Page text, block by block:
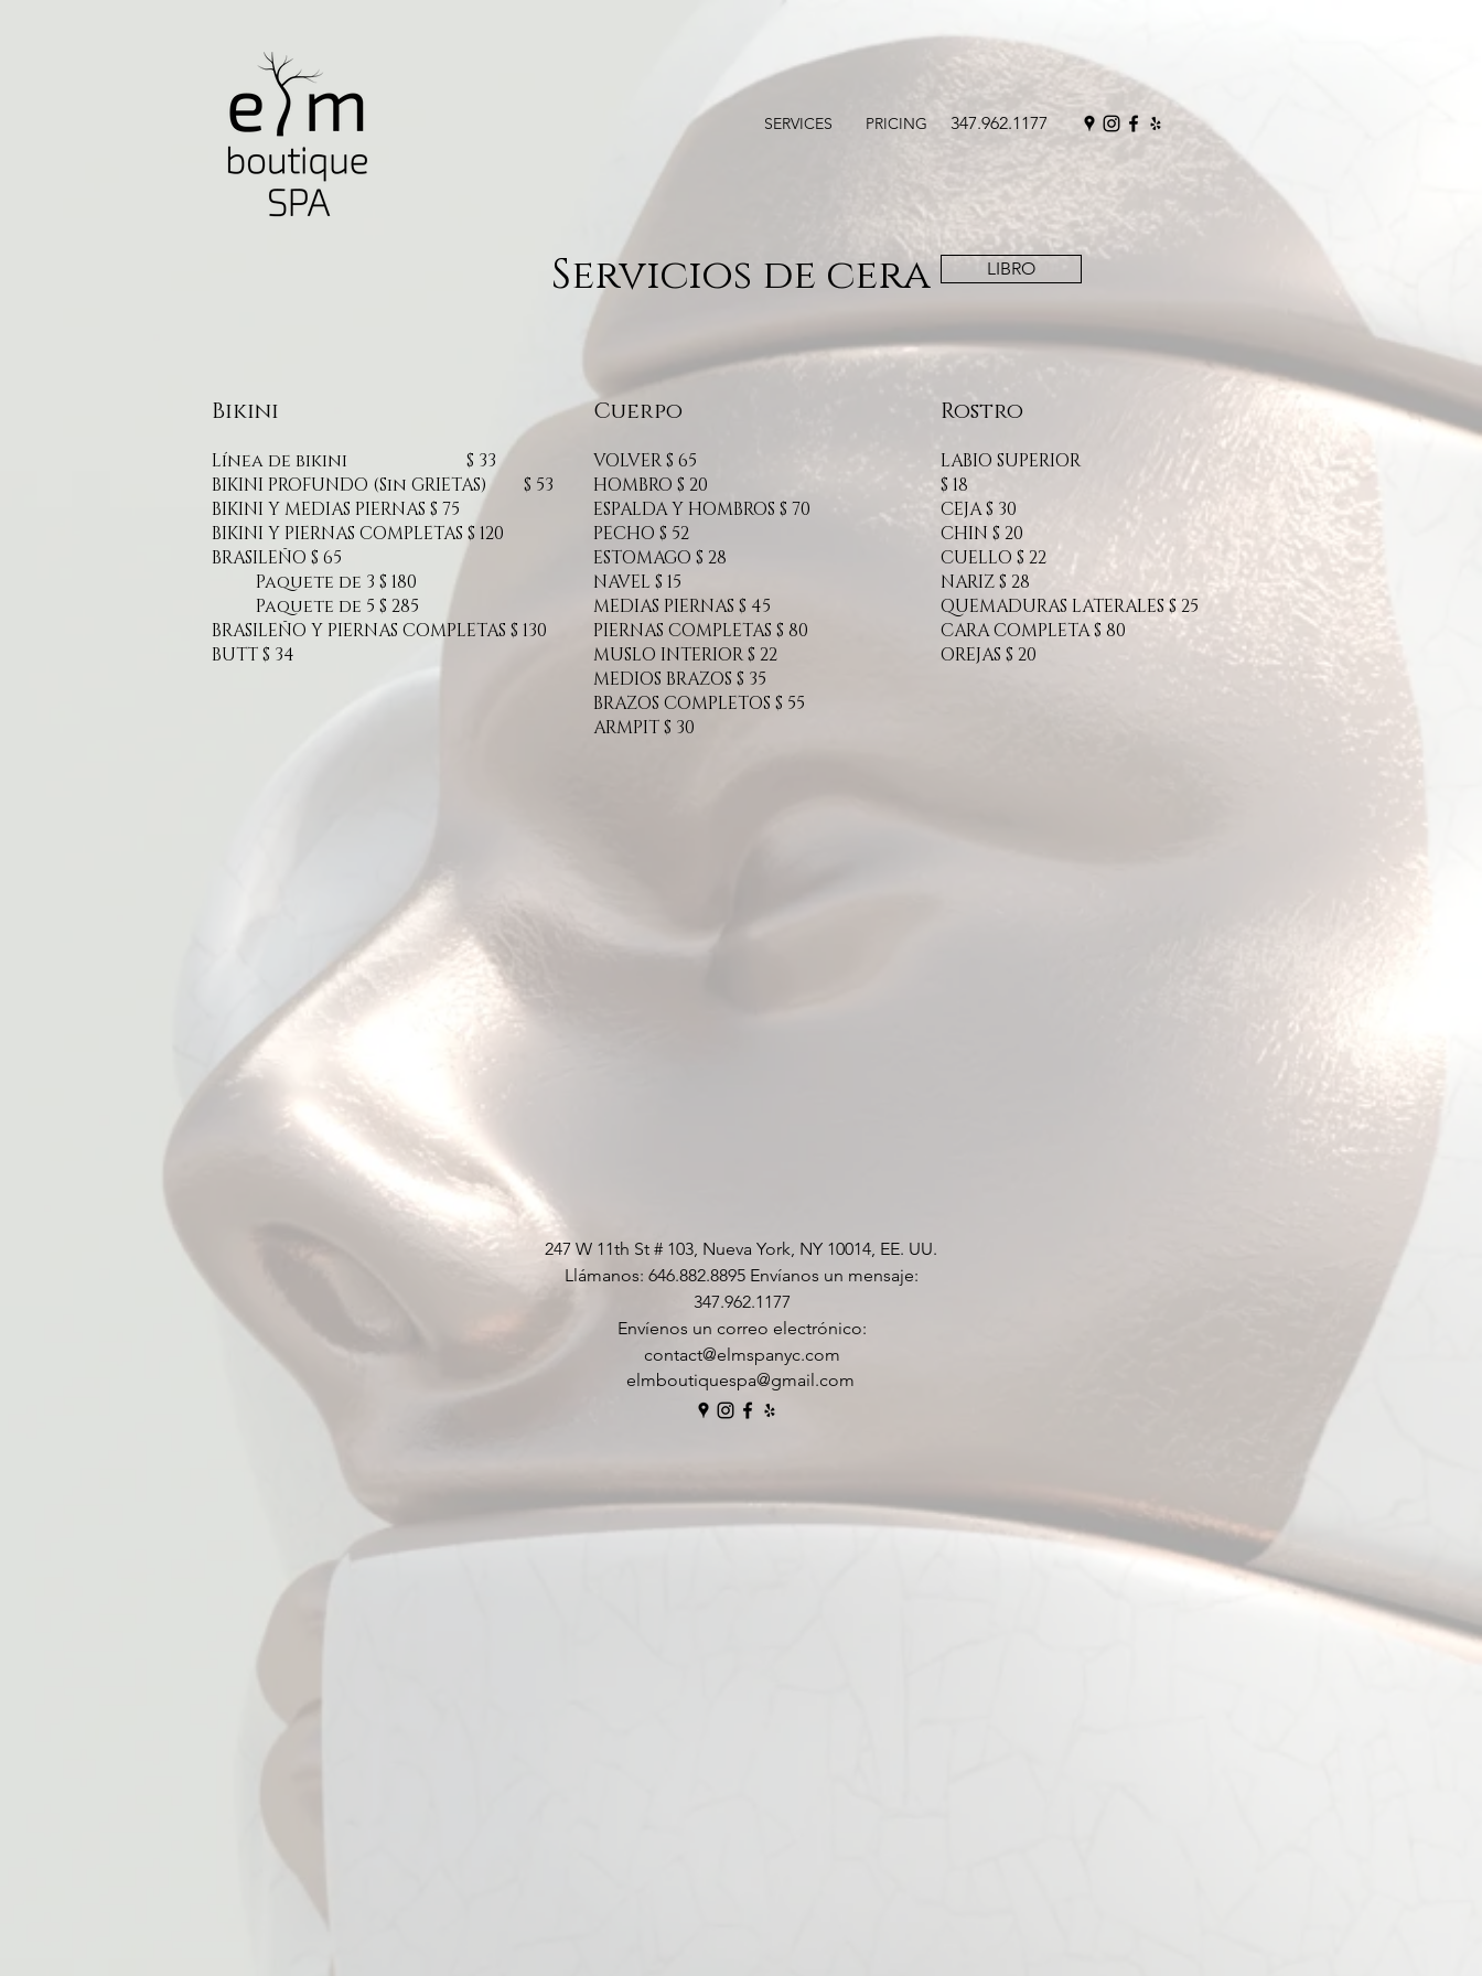
SERVICES PRICING 347.962.1177
Servicios de cera LIBRO
Bikini
Línea de bikini
$ 33
BIKINI PROFUNDO (Sin GRIETAS)
$ 53
BIKINI Y MEDIAS PIERNAS $ 75
BIKINI Y PIERNAS COMPLETAS $ 120
BRASILEÑO $ 65
Paquete de 3 $ 180
Paquete de 5 $ 285
BRASILEÑO Y PIERNAS COMPLETAS $ 130
BUTT $ 34
Cuerpo
VOLVER $ 65
HOMBRO $ 20
ESPALDA Y HOMBROS $ 70
PECHO $ ​​52
ESTOMAGO $ 28
NAVEL $ 15
MEDIAS PIERNAS $ 45
PIERNAS COMPLETAS $ 80
MUSLO INTERIOR $ 22
MEDIOS BRAZOS $ 35
BRAZOS COMPLETOS $ 55
ARMPIT $ 30
Rostro
LABIO SUPERIOR
$ 18
CEJA $ 30
CHIN $ 20
CUELLO $ 22
NARIZ $ 28
QUEMADURAS LATERALES $ 25
CARA COMPLETA $ 80
OREJAS $ 20
247 W 11th St # 103, Nueva York, NY 10014, EE. UU.
Llámanos: 646.882.8895 Envíanos un mensaje:
347.962.1177
Envíenos un correo electrónico:
contact@elmspanyc.com
elmboutiquespa@gmail.com